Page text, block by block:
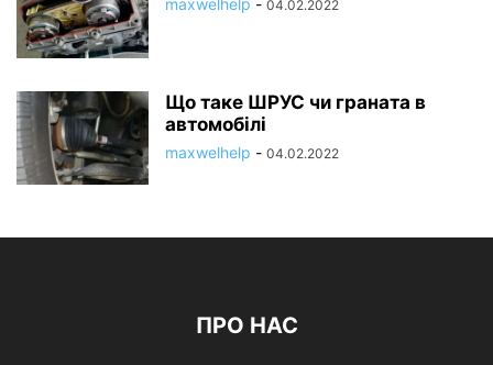
maxwelhelp - 04.02.2022
Що таке ШРУС чи граната в
автомобілі
maxwelhelp - 04.02.2022
ПРО НАС